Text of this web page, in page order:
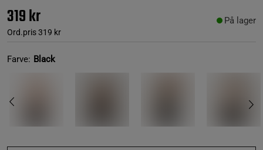
319 kr
Ord.pris319 kr
På lager
Farve: Black